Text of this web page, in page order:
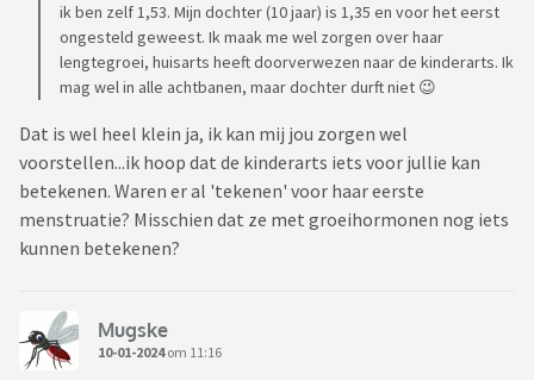
ik ben zelf 1,53. Mijn dochter (10 jaar) is 1,35 en voor het eerst
ongesteld geweest. Ik maak me wel zorgen over haar
lengtegroei, huisarts heeft doorverwezen naar de kinderarts. Ik
mag wel in alle achtbanen, maar dochter durft niet 😉
Dat is wel heel klein ja, ik kan mij jou zorgen wel
voorstellen...ik hoop dat de kinderarts iets voor jullie kan
betekenen. Waren er al 'tekenen' voor haar eerste
menstruatie? Misschien dat ze met groeihormonen nog iets
kunnen betekenen?
Mugske
10-01-2024om 11:16